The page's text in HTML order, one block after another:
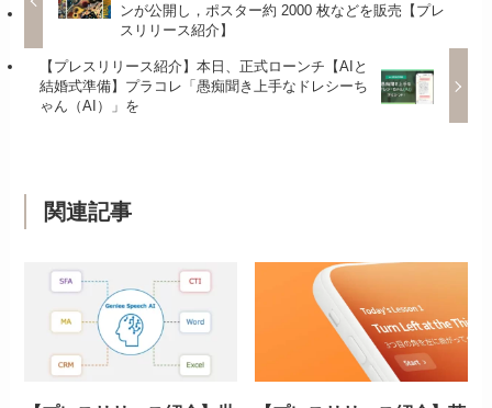
ンが公開し，ポスター約 2000 枚などを販売【プレ
スリリース紹介】
【プレスリリース紹介】本日、正式ローンチ【AIと
結婚式準備】プラコレ「愚痴聞き上手なドレシーち
ゃん（AI）」を
関連記事